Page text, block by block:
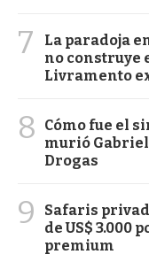
7
La paradoja
no construye
Livramento
8
Cómo fue el
murió
Drogas
9
Safaris
de US$ 3.000
premium